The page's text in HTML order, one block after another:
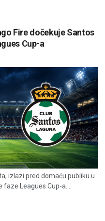
Fire dočekuje Santos
Cup-a
izlazi pred domaću publiku u
Leagues Cup-a....